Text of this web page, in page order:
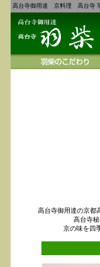
高台寺御用達 京料理 高台寺
高台寺御用達の京都
高台寺
京の味を四